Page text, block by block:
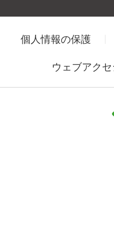
個人情報の保護
ウェブアク